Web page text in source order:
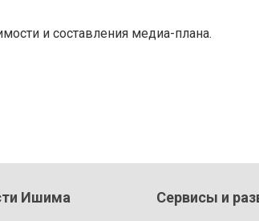
и составления медиа-плана.
Ишима Сервисы и